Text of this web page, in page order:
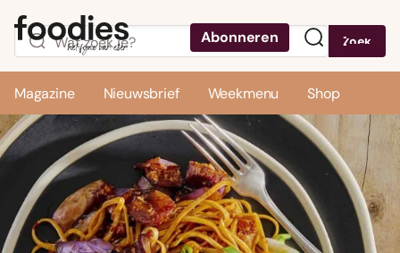
Abonneren Zoek
Magazine Nieuwsbrief Weekmenu Shop